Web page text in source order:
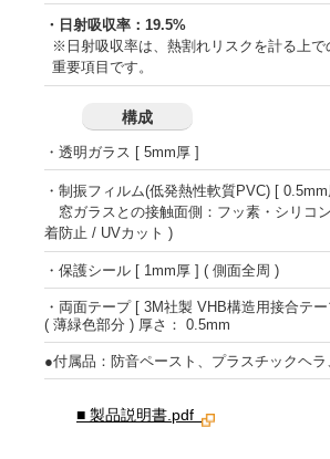
・日射吸収率：19.5%
※日射吸収率は、熱割れリスクを計る上で
重要項目です。
構成
・透明ガラス [ 5mm厚 ]
・制振フィルム(低発熱性軟質PVC) [ 0.5mm
窓ガラスとの接触面側：フッ素・シリコ
着防止 / UVカット )
・保護シール [ 1mm厚 ] ( 側面全周 )
・両面テープ [ 3M社製 VHB構造用接合テー
( 薄緑色部分 ) 厚さ： 0.5mm
●付属品：防音ペースト、プラスチックヘラ
■ 製品説明書.pdf